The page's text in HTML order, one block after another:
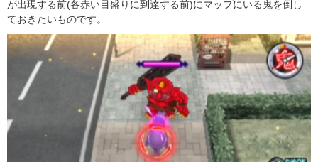
が出現する前(各赤い目盛りに到達する前)にマップにいる鬼を倒し
ておきたいものです。